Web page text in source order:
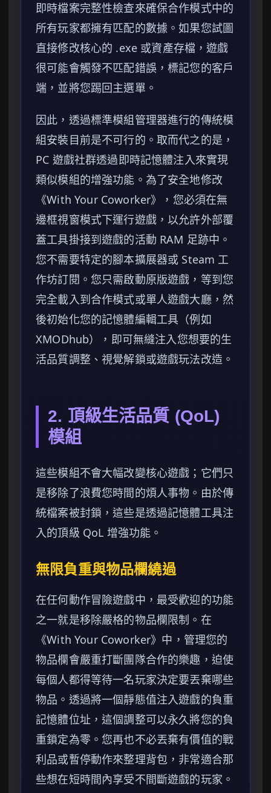
即時檔案完整性檢查來確保合作模式中的
所有玩家都擁有匹配的數據。如果您試圖
直接修改核心的 .exe 或資產存檔，遊戲
很可能會觸發不匹配錯誤，標記您的客戶
端，並將您踢回主選單。
因此，透過標準模組管理器進行的傳統模
組安裝目前是不可行的。取而代之的是，
PC 遊戲社群透過即時記憶體注入來實現
類似模組的增強功能。為了安全地修改
《With Your Coworker》，您必須在無
邊框視窗模式下運行遊戲，以允許外部覆
蓋工具掛接到遊戲的活動 RAM 足跡中。
您不需要特定的腳本擴展器或 Steam 工
作坊訂閱。您只需啟動原版遊戲，等到您
完全載入到合作模式或單人遊戲大廳，然
後初始化您的記憶體編輯工具（例如
XMODhub），即可無縫注入您想要的生
活品質調整、視覺解鎖或遊戲玩法改造。
2. 頂級生活品質 (QoL)
模組
這些模組不會大幅改變核心遊戲；它們只
是移除了浪費您時間的煩人事物。由於傳
統檔案被封鎖，這些是透過記憶體工具注
入的頂級 QoL 增強功能。
無限負重與物品欄繞過
在任何動作冒險遊戲中，最受歡迎的功能
之一就是移除嚴格的物品欄限制。在
《With Your Coworker》中，管理您的
物品欄會嚴重打斷團隊合作的樂趣，迫使
每個人都得等待一名玩家決定要丟棄哪些
物品。透過將一個靜態值注入遊戲的負重
記憶體位址，這個調整可以永久將您的負
重鎖定為零。您再也不必丟棄有價值的戰
利品或暫停動作來整理背包，非常適合那
些想在短時間內享受不間斷遊戲的玩家。